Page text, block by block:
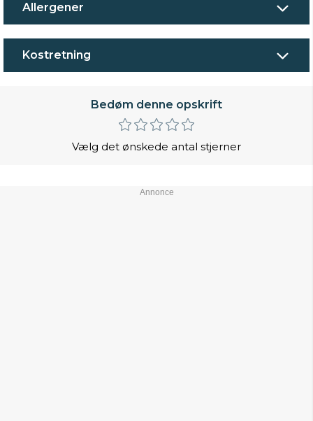
Allergener
Kostretning
Bedøm denne opskrift
Vælg det ønskede antal stjerner